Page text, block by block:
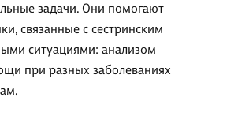
задачи. Они помогают
связанные с сестринским
ситуациями: анализом
при разных заболеваниях